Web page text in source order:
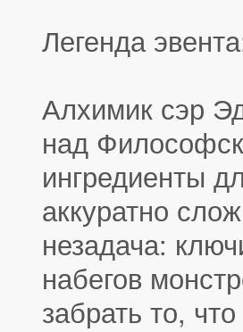
Легенда
Алхимик сэр
над
ингредиенты
аккуратно
незадача:
набегов
забрать то,